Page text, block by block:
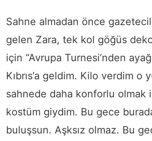
Sahne almadan önce
gelen Zara, tek kol göğüs
için “Avrupa Turnesi’nden
Kıbrıs’a geldim. Kilo verdim o
sahnede daha konforlu olmak
kostüm giydim. Bu gece
buluşsun. Aşksız olmaz. Bu